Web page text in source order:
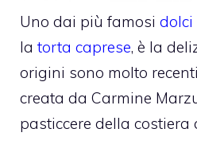
Uno dai più famosi dolci
la torta caprese, è la
origini sono molto
creata da Carmine
pasticcere della costiera